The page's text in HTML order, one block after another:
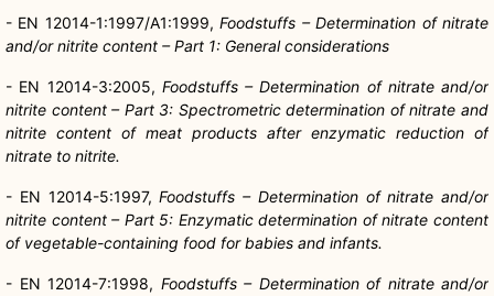
- EN 12014-1:1997/A1:1999,Foodstuffs – Determination of nitrate
and/or nitrite content – Part 1: General considerations
- EN 12014-3:2005, Foodstuffs – Determination of nitrate and/or
nitrite content – Part 3: Spectrometric determination of nitrate and
nitrite content of meat products after enzymatic reduction of
nitrate to nitrite.
- EN 12014-5:1997,Foodstuffs – Determination of nitrate and/or
nitrite content – Part 5: Enzymatic determination of nitrate content
of vegetable-containing food for babies and infants.
- EN 12014-7:1998, Foodstuffs – Determination of nitrate and/or